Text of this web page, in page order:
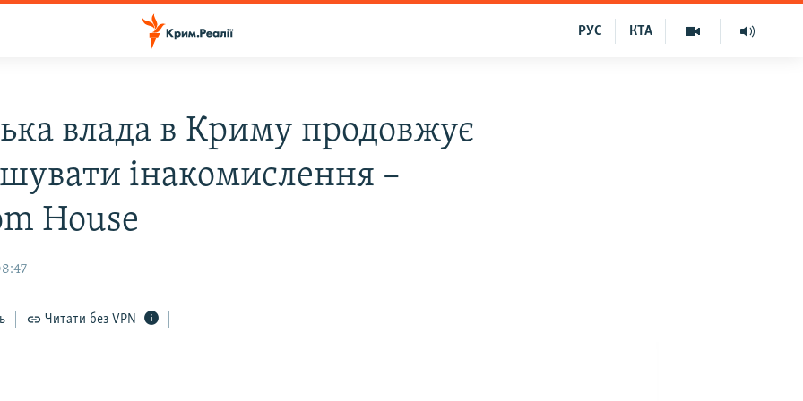
КТА
РУС
влада в Криму продовжує
інакомислення –
House
Читати без VPN